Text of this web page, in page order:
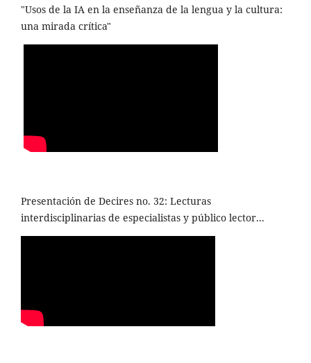
"Usos de la IA en la enseñanza de la lengua y la cultura:
una mirada crítica"
Presentación de Decires no. 32: Lecturas
interdisciplinarias de especialistas y público lector...